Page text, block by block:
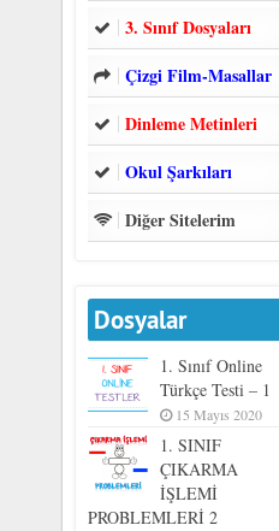
3. Sınıf Dosyaları
Çizgi Film-Masallar
Dinleme Metinleri
Okul Şarkıları
Diğer Sitelerim
Dosyalar
1. Sınıf Online
Türkçe Testi – 1
15 Mayıs 2020
1. SINIF
ÇIKARMA
İŞLEMİ
PROBLEMLERİ 2